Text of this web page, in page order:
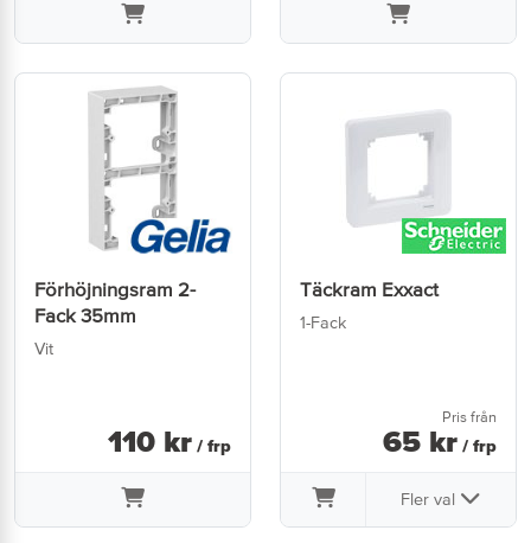
Förhöjningsram 2-
Fack 35mm
Vit
110 kr / frp
Täckram Exxact
1-Fack
Pris från
65 kr / frp
Fler val